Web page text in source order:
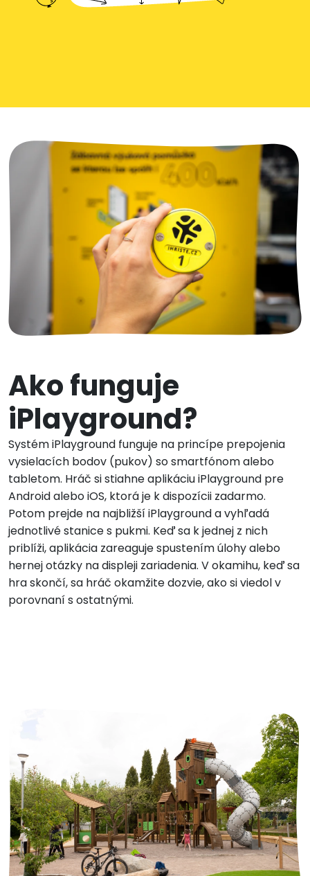
Ako funguje
iPlayground?
Systém iPlayground funguje na princípe prepojenia
vysielacích bodov (pukov) so smartfónom alebo
tabletom. Hráč si stiahne aplikáciu iPlayground pre
Android alebo iOS, ktorá je k dispozícii zadarmo.
Potom prejde na najbližší iPlayground a vyhľadá
jednotlivé stanice s pukmi. Keď sa k jednej z nich
priblíži, aplikácia zareaguje spustením úlohy alebo
hernej otázky na displeji zariadenia. V okamihu, keď sa
hra skončí, sa hráč okamžite dozvie, ako si viedol v
porovnaní s ostatnými.